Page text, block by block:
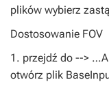
plików wybierz
Dostosowanie FOV
1. przejdź do -->
otwórz plik